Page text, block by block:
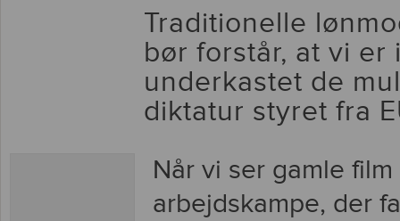
Traditionelle
bør forstår, at vi
underkastet de
diktatur styret fra
Når vi ser gamle
arbejdskampe, der